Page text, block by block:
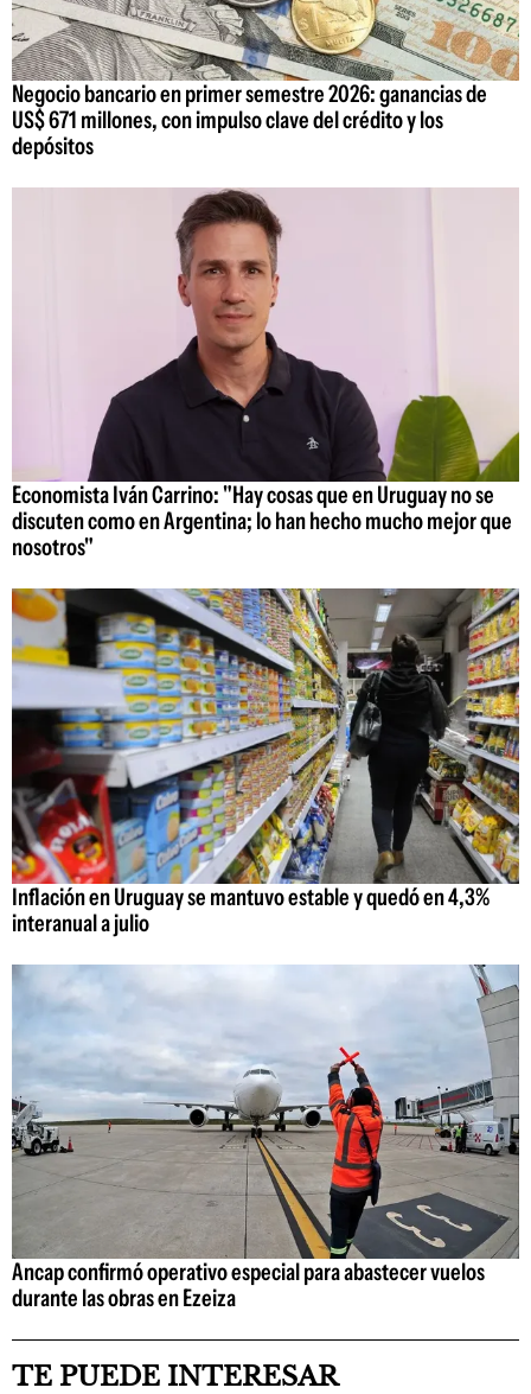
Negocio bancario en primer semestre 2026: ganancias de
US$ 671 millones, con impulso clave del crédito y los
depósitos
Economista Iván Carrino: "Hay cosas que en Uruguay no se
discuten como en Argentina; lo han hecho mucho mejor que
nosotros"
Inflación en Uruguay se mantuvo estable y quedó en 4,3%
interanual a julio
Ancap confirmó operativo especial para abastecer vuelos
durante las obras en Ezeiza
TE PUEDE INTERESAR